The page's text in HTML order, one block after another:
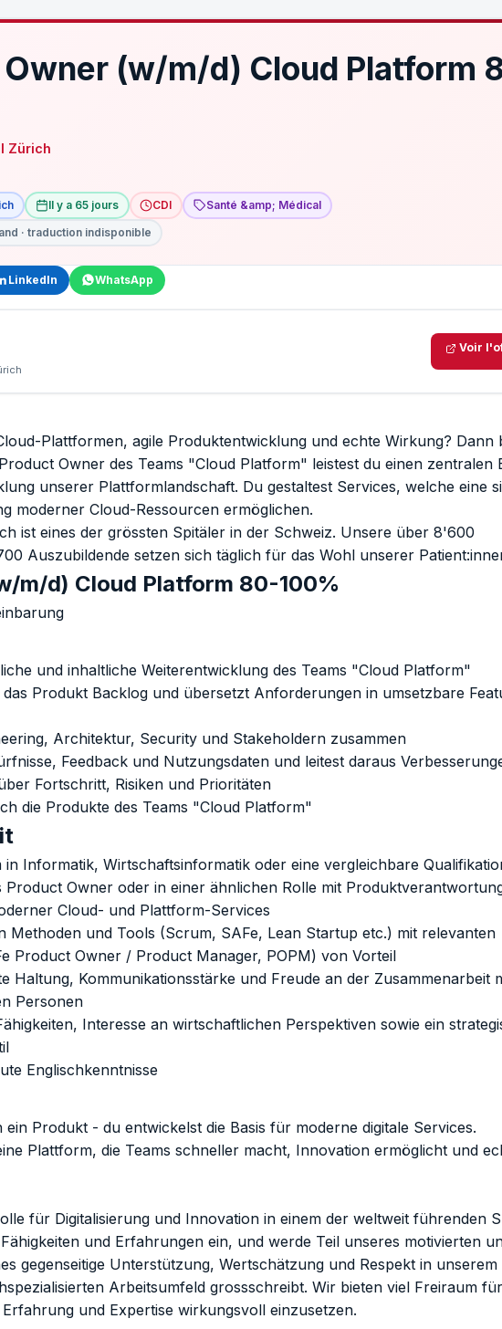
(w/m/d) Cloud Platform
Zürich
Il y a 65 jours CDI
Santé &amp; Médical
· traduction indisponible
LinkedIn WhatsApp
Voir
Plattformen, agile Produktentwicklung und echte Wirkung? Dann
Owner des Teams "Cloud Platform" leistest du einen zentralen
unserer Plattformlandschaft. Du gestaltest Services, welche eine
moderner Cloud-Ressourcen ermöglichen.
ist eines der grössten Spitäler in der Schweiz. Unsere über 8'600
Auszubildende setzen sich täglich für das Wohl unserer
m/d) Cloud Platform 80-100%
und inhaltliche Weiterentwicklung des Teams "Cloud Platform"
Produkt Backlog und übersetzt Anforderungen in umsetzbare
Architektur, Security und Stakeholdern zusammen
Feedback und Nutzungsdaten und leitest daraus
Fortschritt, Risiken und Prioritäten
die Produkte des Teams "Cloud Platform"
in Informatik, Wirtschaftsinformatik oder eine vergleichbare
Product Owner oder in einer ähnlichen Rolle mit
Cloud- und Plattform-Services
Methoden und Tools (Scrum, SAFe, Lean Startup etc.) mit relevanten
Product Owner / Product Manager, POPM) von Vorteil
Haltung, Kommunikationsstärke und Freude an der Zusammenarbeit
Personen
Interesse an wirtschaftlichen Perspektiven sowie ein
Englischkenntnisse
Produkt - du entwickelst die Basis für moderne digitale Services.
Plattform, die Teams schneller macht, Innovation ermöglicht und
für Digitalisierung und Innovation in einem der weltweit führenden
und Erfahrungen ein, und werde Teil unseres motivierten
gegenseitige Unterstützung, Wertschätzung und Respekt in unserem
Arbeitsumfeld grossschreibt. Wir bieten viel Freiraum
und Expertise wirkungsvoll einzusetzen.